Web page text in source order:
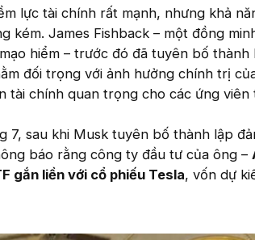
lực tài chính rất mạnh, nhưng khả
kém. James Fishback – một đồng
hiểm – trước đó đã tuyên bố thành
đối trọng với ảnh hưởng chính trị
tài chính quan trọng cho các ứng viên
7, sau khi Musk tuyên bố thành lập
báo rằng công ty đầu tư của ông –
gắn liền với cổ phiếu Tesla, vốn dự